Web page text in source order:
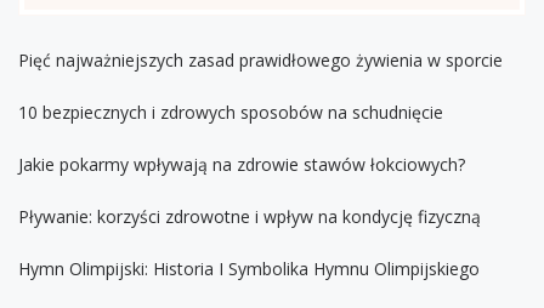
Pięć najważniejszych zasad prawidłowego żywienia w sporcie
10 bezpiecznych i zdrowych sposobów na schudnięcie
Jakie pokarmy wpływają na zdrowie stawów łokciowych?
Pływanie: korzyści zdrowotne i wpływ na kondycję fizyczną
Hymn Olimpijski: Historia I Symbolika Hymnu Olimpijskiego